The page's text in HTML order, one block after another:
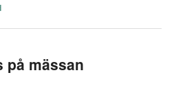
på mässan